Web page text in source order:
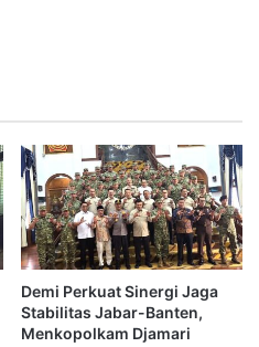
Demi Perkuat Sinergi Jaga
Stabilitas Jabar-Banten,
Menkopolkam Djamari